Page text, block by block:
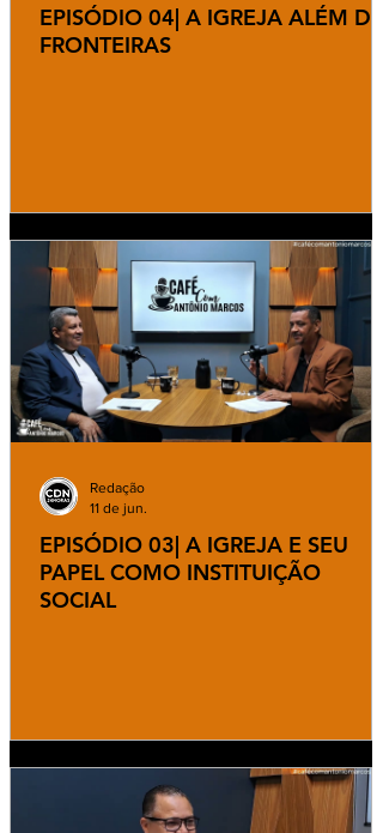
EPISÓDIO 04| A IGREJA ALÉM
FRONTEIRAS
EPISÓDIO 03| A IGREJA E SEU
PAPEL COMO INSTITUIÇÃO
SOCIAL
Redação
11 de jun.